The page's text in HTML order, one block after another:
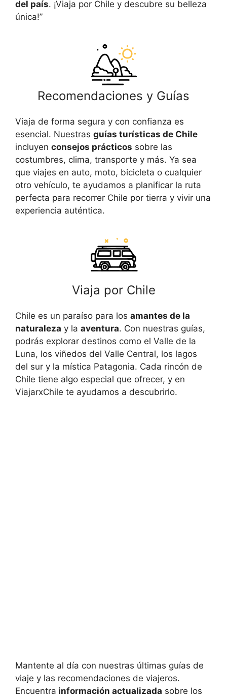
del país. ¡Viaja por Chile y descubre su belleza
única!”
Recomendaciones y Guías
Viaja de forma segura y con confianza es
esencial. Nuestras guías turísticas de Chile
incluyen consejos prácticos sobre las
costumbres, clima, transporte y más. Ya sea
que viajes en auto, moto, bicicleta o cualquier
otro vehículo, te ayudamos a planificar la ruta
perfecta para recorrer Chile por tierra y vivir una
experiencia auténtica.
Viaja por Chile
Chile es un paraíso para los amantes de la
naturaleza y la aventura. Con nuestras guías,
podrás explorar destinos como el Valle de la
Luna, los viñedos del Valle Central, los lagos
del sur y la mística Patagonia. Cada rincón de
Chile tiene algo especial que ofrecer, y en
ViajarxChile te ayudamos a descubrirlo.
Mantente al día con nuestras últimas guías de
viaje y las recomendaciones de viajeros.
Encuentra información actualizada sobre los